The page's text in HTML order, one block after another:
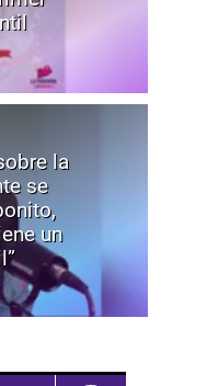
la
se
un